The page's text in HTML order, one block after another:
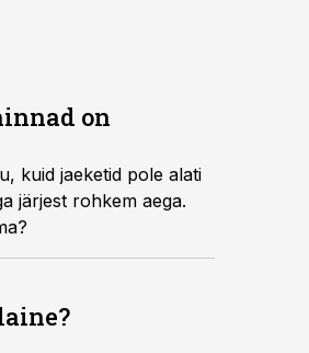
on
kuid jaeketid pole alati
järjest rohkem aega.